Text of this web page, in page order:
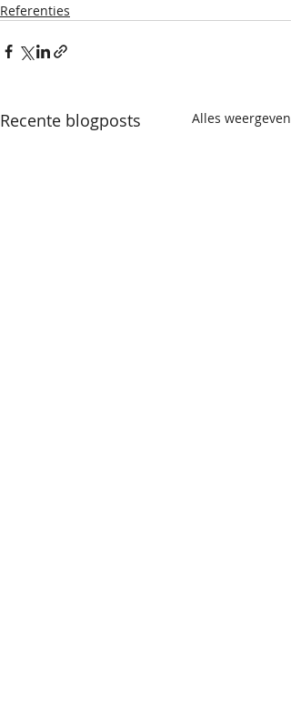
Referenties
Recente blogposts Alles weergeven